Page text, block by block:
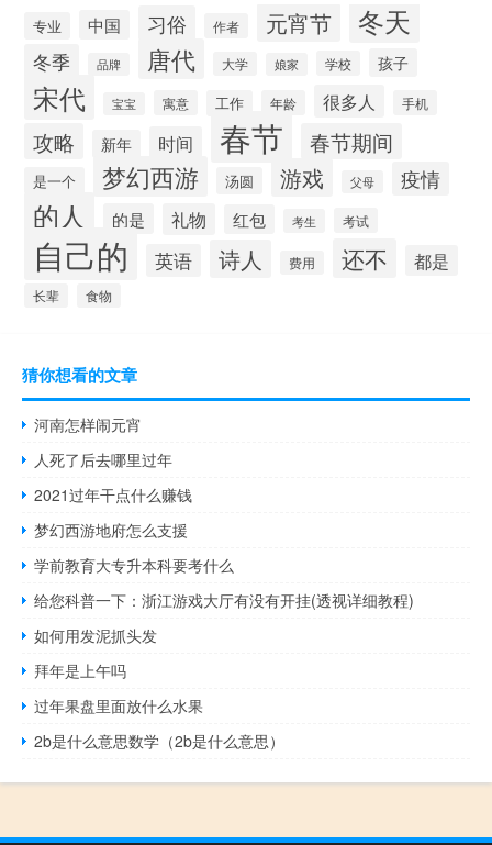
专业 中国 习俗 作者 元宵节 冬天
冬季 品牌 唐代 大学 娘家 学校 孩子
宋代 宝宝 寓意 工作 年龄 很多人 手机
攻略 新年 时间 春节 春节期间
是一个 梦幻西游 汤圆 游戏 父母 疫情
的人 的是 礼物 红包 考生 考试
自己的 英语 诗人 费用 还不 都是
长辈 食物
猜你想看的文章
河南怎样闹元宵
人死了后去哪里过年
2021过年干点什么赚钱
梦幻西游地府怎么支援
学前教育大专升本科要考什么
给您科普一下：浙江游戏大厅有没有开挂(透视详细教程)
如何用发泥抓头发
拜年是上午吗
过年果盘里面放什么水果
2b是什么意思数学（2b是什么意思）